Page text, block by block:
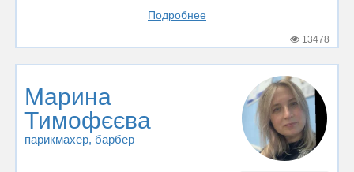
Подробнее
13478
Марина
Тимофєєва
парикмахер, барбер